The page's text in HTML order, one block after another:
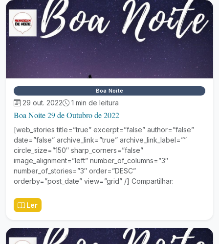
Boa Noite
29 out. 2022 1 min de leitura
Boa Noite 29 de Outubro de 2022
[web_stories title=”true” excerpt=”false” author=”false”
date=”false” archive_link=”true” archive_link_label=””
circle_size=”150″ sharp_corners=”false”
image_alignment=”left” number_of_columns=”3″
number_of_stories=”3″ order=”DESC”
orderby=”post_date” view=”grid” /] Compartilhar:
Ler